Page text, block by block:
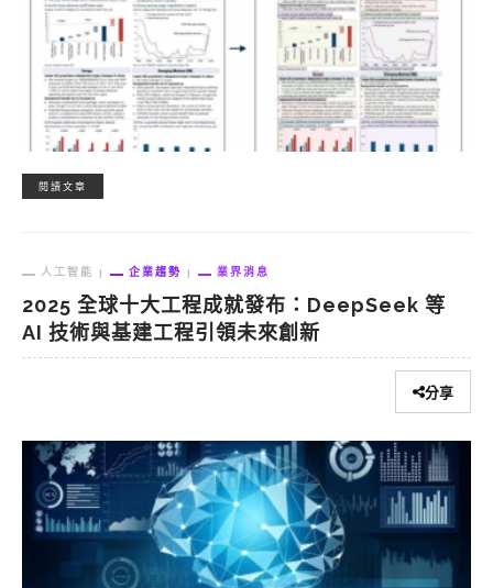
閱讀文章
人工智能 企業趨勢 業界消息
2025 全球十大工程成就發布：DeepSeek 等
AI 技術與基建工程引領未來創新
分享